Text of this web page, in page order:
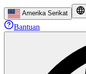
Amerika Serikat
Bantuan